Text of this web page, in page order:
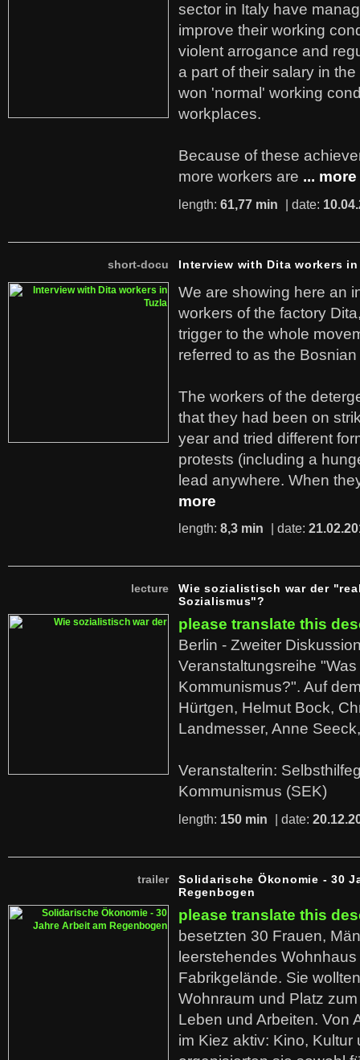
sector in Italy have
improve their working
violent arrogance and
a part of their salary in
won 'normal' working
workplaces.
Because of these
more workers are ... more
length: 61,77 min | date:
short-docu Interview with Dita workers in
We are showing here an
workers of the factory
trigger to the whole
referred to as the
The workers of the
that they had been on
year and tried different
protests (including a
lead anywhere. When
more
length: 8,3 min | date:
lecture
Wie sozialistisch war der
Sozialismus"?
please translate this
Berlin - Zweiter
Veranstaltungsreihe "Was
Kommunismus?". Auf
Hürtgen, Helmut Bock,
Landmesser, Anne
Veranstalterin:
Kommunismus (SEK)
length: 150 min | date:
trailer
Solidarische Ökonomie - 30
Regenbogen
please translate this
besetzten 30 Frauen,
leerstehendes
Fabrikgelände. Sie
Wohnraum und Platz
Leben und Arbeiten. Von
im Kiez aktiv: Kino,